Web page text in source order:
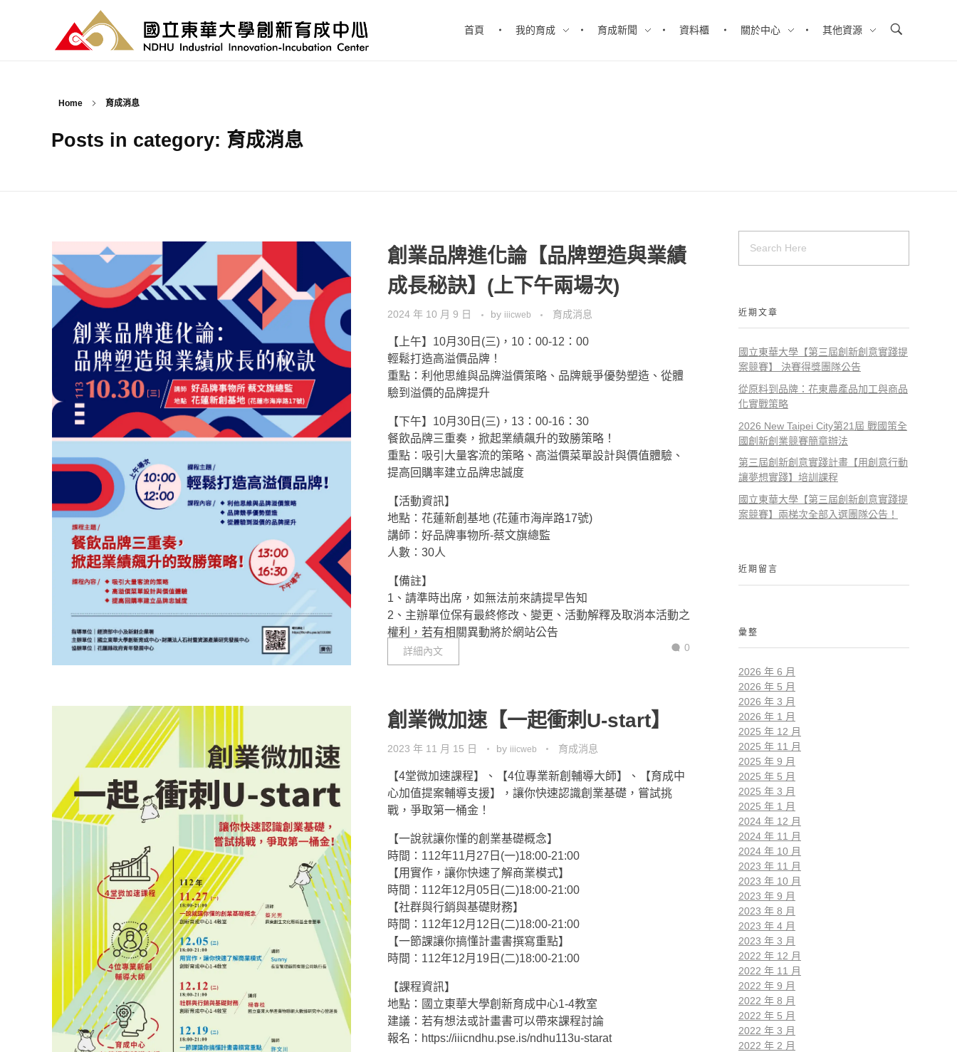
首頁 我的育成 育成新聞 資料櫃 關於中心 其他資源
Home 育成消息
Posts in category: 育成消息
創業品牌進化論【品牌塑造與業績
成長秘訣】(上下午兩場次)
2024 年 10 月 9 日 by iiicweb 育成消息
【上午】10月30日(三)，10：00-12：00
輕鬆打造高溢價品牌！
重點：利他思維與品牌溢價策略、品牌競爭優勢塑造、從體
驗到溢價的品牌提升
【下午】10月30日(三)，13：00-16：30
餐飲品牌三重奏，掀起業績飆升的致勝策略！
重點：吸引大量客流的策略、高溢價菜單設計與價值體驗、
提高回購率建立品牌忠誠度
【活動資訊】
地點：花蓮新創基地 (花蓮市海岸路17號)
講師：好品牌事物所-蔡文旗總監
人數：30人
【備註】
1、請準時出席，如無法前來請提早告知
2、主辦單位保有最終修改、變更、活動解釋及取消本活動之
權利，若有相關異動將於網站公告
詳細內文 0
創業微加速【一起衝刺U-start】
2023 年 11 月 15 日 by iiicweb 育成消息
【4堂微加速課程】、【4位專業新創輔導大師】、【育成中
心加值提案輔導支援】，讓你快速認識創業基礎，嘗試挑
戰，爭取第一桶金！
【一說就讓你懂的創業基礎概念】
時間：112年11月27日(一)18:00-21:00
【用實作，讓你快速了解商業模式】
時間：112年12月05日(二)18:00-21:00
【社群與行銷與基礎財務】
時間：112年12月12日(二)18:00-21:00
【一節課讓你搞懂計畫書撰寫重點】
時間：112年12月19日(二)18:00-21:00
【課程資訊】
地點：國立東華大學創新育成中心1-4教室
建議：若有想法或計畫書可以帶來課程討論
報名：https://iiicndhu.pse.is/ndhu113u-starat
近期文章
國立東華大學【第三屆創新創意實踐提
案競賽】 決賽得獎團隊公告
從原料到品牌：花東農產品加工與商品
化實戰策略
2026 New Taipei City第21屆 戰國策全
國創新創業競賽簡章辦法
第三屆創新創意實踐計畫【用創意行動
讓夢想實踐】培訓課程
國立東華大學【第三屆創新創意實踐提
案競賽】兩梯次全部入選團隊公告！
近期留言
彙整
2026 年 6 月
2026 年 5 月
2026 年 3 月
2026 年 1 月
2025 年 12 月
2025 年 11 月
2025 年 9 月
2025 年 5 月
2025 年 3 月
2025 年 1 月
2024 年 12 月
2024 年 11 月
2024 年 10 月
2023 年 11 月
2023 年 10 月
2023 年 9 月
2023 年 8 月
2023 年 4 月
2023 年 3 月
2022 年 12 月
2022 年 11 月
2022 年 9 月
2022 年 8 月
2022 年 5 月
2022 年 3 月
2022 年 2 月